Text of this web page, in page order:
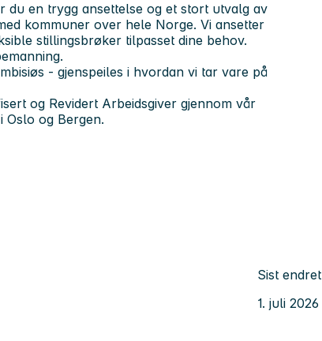
du en trygg ansettelse og et stort utvalg av
kommuner over hele Norge. Vi ansetter
stillingsbrøker tilpasset dine behov.
- gjenspeiles i hvordan vi tar vare på
og Revidert Arbeidsgiver gjennom vår
Oslo og Bergen.
Sist endret
1. juli 2026